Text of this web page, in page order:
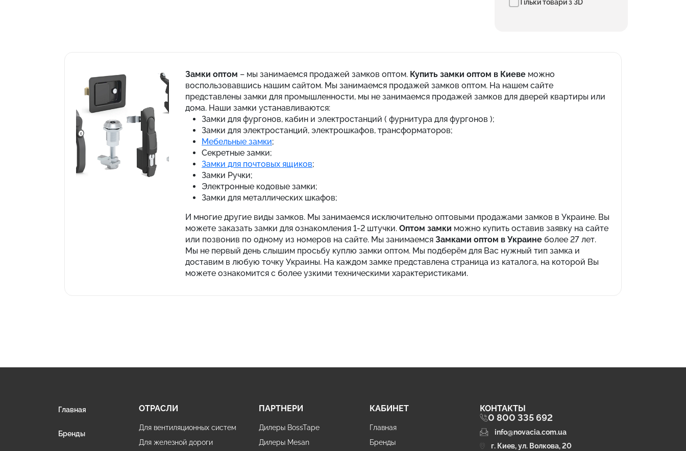
Тільки товари з 3D
Замки оптом – мы занимаемся продажей замков оптом. Купить замки оптом в Киеве можно
воспользовавшись нашим сайтом. Мы занимаемся продажей замков оптом. На нашем сайте
представлены замки для промышленности, мы не занимаемся продажей замков для дверей квартиры или
дома. Наши замки устанавливаются:
Замки для фургонов, кабин и электростанций ( фурнитура для фургонов );
Замки для электростанций, электрошкафов, трансформаторов;
Мебельные замки;
Секретные замки;
Замки для почтовых ящиков;
Замки Ручки;
Электронные кодовые замки;
Замки для металлических шкафов;
И многие другие виды замков. Мы занимаемся исключительно оптовыми продажами замков в Украине. Вы
можете заказать замки для ознакомления 1-2 штучки. Оптом замки можно купить оставив заявку на сайте
или позвонив по одному из номеров на сайте. Мы занимаемся Замками оптом в Украине более 27 лет.
Мы не первый день слышим просьбу куплю замки оптом. Мы подберём для Вас нужный тип замка и
доставим в любую точку Украины. На каждом замке представлена страница из каталога, на которой Вы
можете ознакомится с более узкими техническими характеристиками.
Главная
Бренды
ОТРАСЛИ
Для вентиляционных систем
Для железной дороги
ПАРТНЕРИ
Дилеры BossTape
Дилеры Mesan
КАБИНЕТ
Главная
Бренды
КОНТАКТЫ
0 800 335 692
info@novacia.com.ua
г. Киев, ул. Волкова, 20